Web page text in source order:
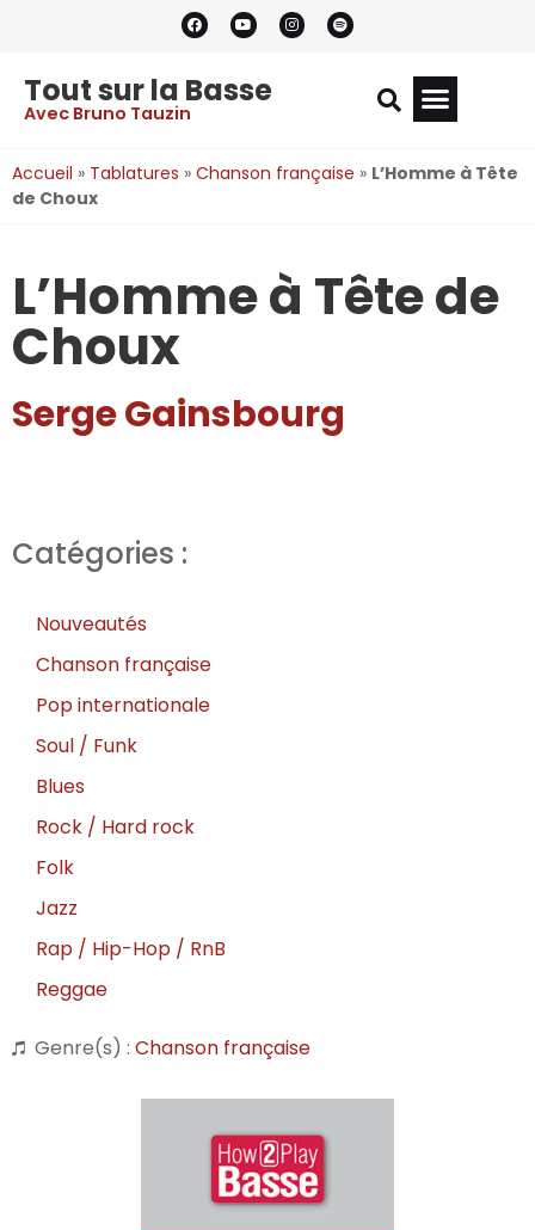
Tout sur la Basse
Avec Bruno Tauzin
Accueil » Tablatures » Chanson française » L’Homme à Tête
de Choux
L’Homme à Tête de
Choux
Serge Gainsbourg
Catégories :
Nouveautés
Chanson française
Pop internationale
Soul / Funk
Blues
Rock / Hard rock
Folk
Jazz
Rap / Hip-Hop / RnB
Reggae
Genre(s) : Chanson française